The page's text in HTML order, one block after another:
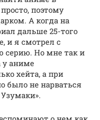
поэтому
А когда на
дальше 25-того
и я смотрел с
серию. Но мне так и
у аниме
хейта, а при
было не нарваться